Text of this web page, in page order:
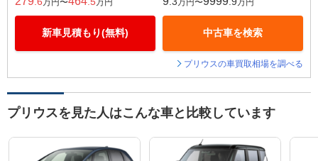
万円〜 万円
新車見積もり(無料)
万円〜 万円
中古車を検索
プリウスの車買取相場を調べる
プリウスを見た人はこんな車と比較しています